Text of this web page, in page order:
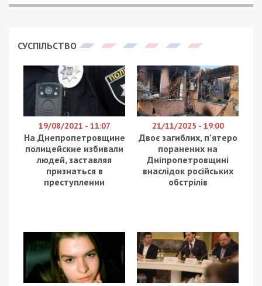
автоблогерка – керівниця благодійного фонду.
Прикриваючись допомогою армії, вона налагодила
бізнес на перепродажі транспортних засобів,
призначених для фронту, повідомляє49000